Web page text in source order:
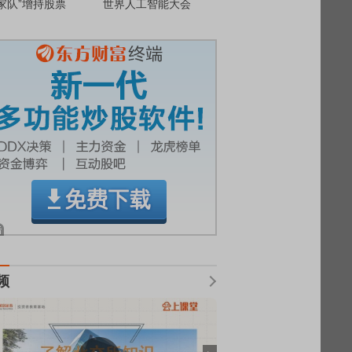
队”增持股票 世界人工智能大会